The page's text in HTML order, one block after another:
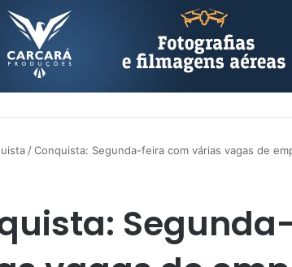
/Conquista: Segunda-feira com várias vagas de